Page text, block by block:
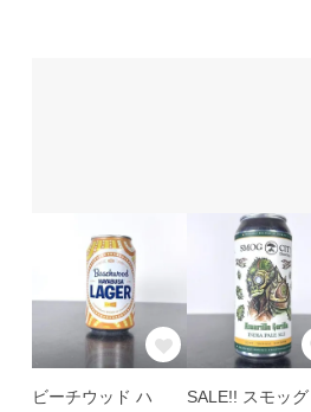
ビーチウッド ハ
SALE!! スモッグ